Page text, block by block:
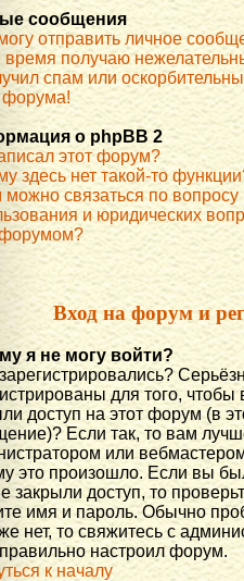
сообщения
отправить личное
время получаю
спам или
форума!
о phpBB 2
этот форум?
здесь нет такой-то
связаться по вопросу
и юридических
Вход на форум и
я не могу войти?
для того,
доступ на этот форум (в
Если так, то вам
или
это произошло. Если вы
закрыли доступ, то
имя и пароль. Обычно
нет, то свяжитесь с
настроил форум.
к началу